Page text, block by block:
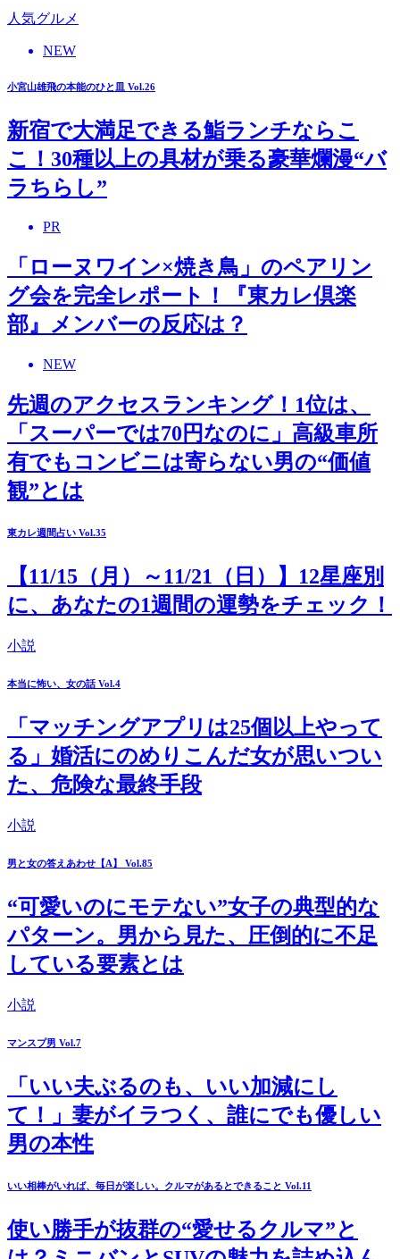
人気グルメ
NEW
小宮山雄飛の本能のひと皿 Vol.26
新宿で大満足できる鮨ランチならこ
こ！30種以上の具材が乗る豪華爛漫“バ
ラちらし”
PR
「ローヌワイン×焼き鳥」のペアリン
グ会を完全レポート！『東カレ倶楽
部』メンバーの反応は？
NEW
先週のアクセスランキング！1位は、
「スーパーでは70円なのに」高級車所
有でもコンビニは寄らない男の“価値
観”とは
東カレ週間占い Vol.35
【11/15（月）～11/21（日）】12星座別
に、あなたの1週間の運勢をチェック！
小説
本当に怖い、女の話 Vol.4
「マッチングアプリは25個以上やって
る」婚活にのめりこんだ女が思いつい
た、危険な最終手段
小説
男と女の答えあわせ【A】 Vol.85
“可愛いのにモテない”女子の典型的な
パターン。男から見た、圧倒的に不足
している要素とは
小説
マンスプ男 Vol.7
「いい夫ぶるのも、いい加減にし
て！」妻がイラつく、誰にでも優しい
男の本性
いい相棒がいれば、毎日が楽しい。クルマがあるとできること Vol.11
使い勝手が抜群の“愛せるクルマ”と